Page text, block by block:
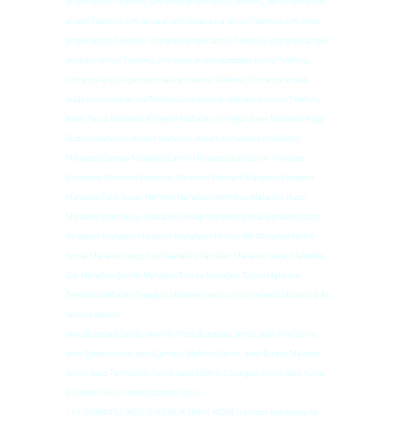
arcelik Telefonu, Ümraniye arcelik beyaz eşya servisi Telefonu, Ümraniye
arcelik servisi Telefonu, Ümraniye arcelik servisi Telefonu, Ümraniye arcelik
ankastre servisi Telefonu, Ümraniye arcelik buzdolabı servisi Telefonu,
Ümraniye arcelik çamaşır makinesi servisi Telefonu, Ümraniye arcelik
bulaşık makinesi servisi Telefonu,Ümraniye arcelik teknik servisi Telefonu
Adem Yavuz Mahallesi Altınşehir Mahallesi Armağan Evler Mahallesi Aşağı
Dudullu Mahallesi Atakent Mahallesi Atatürk Mahallesi Cemil Meriç
Mahallesi Çakmak Mahallesi Çamlık Mahallesi Dumlupınar Mahallesi
Elmalıkent Mahallesi Esenevler Mahallesi Esenkent Mahallesi Esenşehir
Mahallesi Fatih Sultan Mehmet Mahallesi Hekimbaşı Mahallesi Huzur
Mahallesi Ihlamurkuyu Mahallesi İnkılap Mahallesi İstiklal Mahallesi Kazım
Karabekir Mahallesi Madenler Mahallesi Mehmet Akif Mahallesi Namık
Kemal Mahallesi Necip Fazıl Mahallesi Parseller Mahallesi Saray Mahallesi
Site Mahallesi Şerifali Mahallesi Tantavi Mahallesi Tatlısu Mahallesi
Tepeüstü Mahallesi Topağacı Mahalleri servis umraniye beko Markasına Ait
Servis Kapsamı
beko Buzdolabı Servis, beko No-Frost Buzdolabı Servis, beko Fırın Servis,
beko Şofben Servis, beko Çamaşır Makinesi Servis, beko Bulaşık Makinesi
Servis, beko Termosifon Servis, beko Elektrik Süpürgesi Servis, beko Küçük
Ev Aletleri Servis, beko Aspiratör Servis
1 YIL GARANTİLİ, HIZLI, GÜVENİLİR SERVİS HİZMETİ ariston Markasına Ait